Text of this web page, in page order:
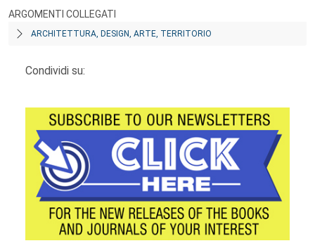
ARGOMENTI COLLEGATI
ARCHITETTURA, DESIGN, ARTE, TERRITORIO
Condividi su: